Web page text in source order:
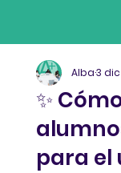
✨
para el
Alba3